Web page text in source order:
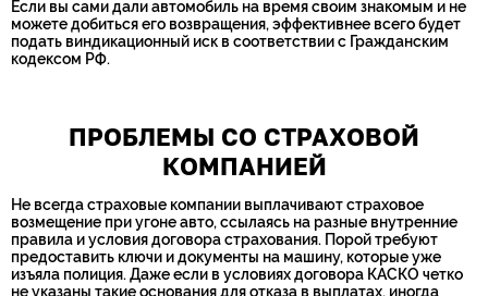
Если вы сами дали автомобиль на время своим знакомым и не
можете добиться его возвращения, эффективнее всего будет
подать виндикационный иск в соответствии с Гражданским
кодексом РФ.
ПРОБЛЕМЫ СО СТРАХОВОЙ
КОМПАНИЕЙ
Не всегда страховые компании выплачивают страховое
возмещение при угоне авто, ссылаясь на разные внутренние
правила и условия договора страхования. Порой требуют
предоставить ключи и документы на машину, которые уже
изъяла полиция. Даже если в условиях договора КАСКО четко
не указаны такие основания для отказа в выплатах, иногда